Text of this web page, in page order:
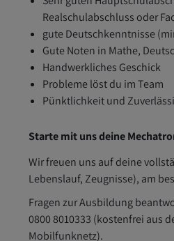
Realschulabschluss oder
gute Deutschkenntnisse
Gute Noten in Mathe,
Handwerkliches Geschick
Probleme löst du im Team
Pünktlichkeit und
Starte mit uns deine
Wir freuen uns auf deine
Lebenslauf, Zeugnisse), am
Fragen zur Ausbildung
0800 8010333 (kostenfrei aus
Mobilfunknetz).